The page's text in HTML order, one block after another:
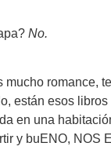
No.
romance,
están esos
en una
y buENO, NOS